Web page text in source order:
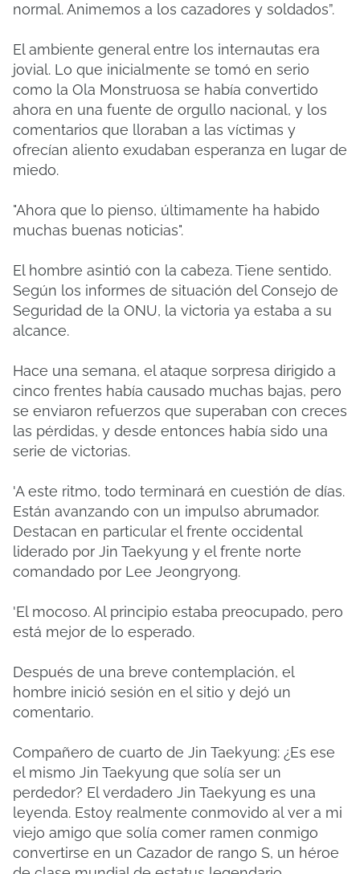
normal. Animemos a los cazadores y soldados”.
El ambiente general entre los internautas era
jovial. Lo que inicialmente se tomó en serio
como la Ola Monstruosa se había convertido
ahora en una fuente de orgullo nacional, y los
comentarios que lloraban a las víctimas y
ofrecían aliento exudaban esperanza en lugar de
miedo.
"Ahora que lo pienso, últimamente ha habido
muchas buenas noticias".
El hombre asintió con la cabeza. Tiene sentido.
Según los informes de situación del Consejo de
Seguridad de la ONU, la victoria ya estaba a su
alcance.
Hace una semana, el ataque sorpresa dirigido a
cinco frentes había causado muchas bajas, pero
se enviaron refuerzos que superaban con creces
las pérdidas, y desde entonces había sido una
serie de victorias.
'A este ritmo, todo terminará en cuestión de días.
Están avanzando con un impulso abrumador.
Destacan en particular el frente occidental
liderado por Jin Taekyung y el frente norte
comandado por Lee Jeongryong.
'El mocoso. Al principio estaba preocupado, pero
está mejor de lo esperado.
Después de una breve contemplación, el
hombre inició sesión en el sitio y dejó un
comentario.
Compañero de cuarto de Jin Taekyung: ¿Es ese
el mismo Jin Taekyung que solía ser un
perdedor? El verdadero Jin Taekyung es una
leyenda. Estoy realmente conmovido al ver a mi
viejo amigo que solía comer ramen conmigo
convertirse en un Cazador de rango S, un héroe